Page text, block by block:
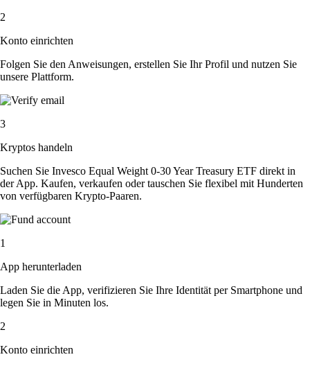
2
Konto einrichten
Folgen Sie den Anweisungen, erstellen Sie Ihr Profil und nutzen Sie
unsere Plattform.
3
Kryptos handeln
Suchen Sie Invesco Equal Weight 0-30 Year Treasury ETF direkt in
der App. Kaufen, verkaufen oder tauschen Sie flexibel mit Hunderten
von verfügbaren Krypto-Paaren.
1
App herunterladen
Laden Sie die App, verifizieren Sie Ihre Identität per Smartphone und
legen Sie in Minuten los.
2
Konto einrichten